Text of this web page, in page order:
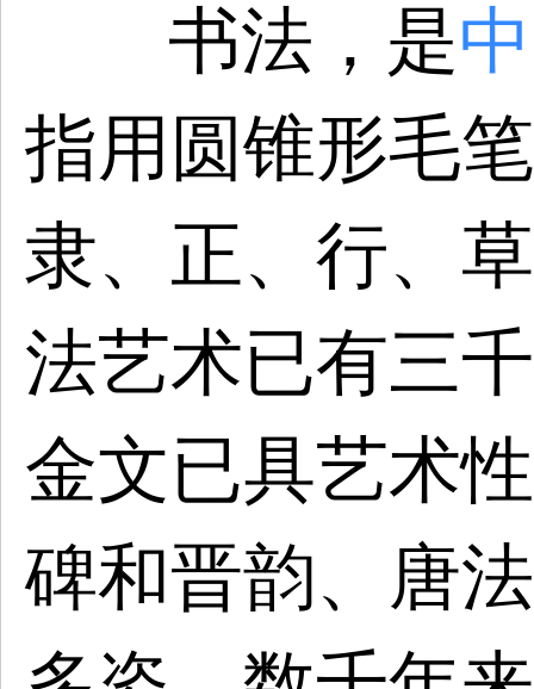
书法，是
指用圆锥形毛
隶、正、行、
法艺术已有三
金文已具艺术
碑和晋韵、唐